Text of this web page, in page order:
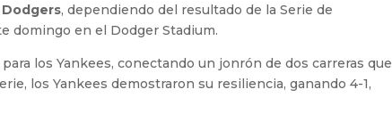
, dependiendo del resultado de la Serie de
domingo en el Dodger Stadium.
los Yankees, conectando un jonrón de dos carreras que
los Yankees demostraron su resiliencia, ganando 4-1,